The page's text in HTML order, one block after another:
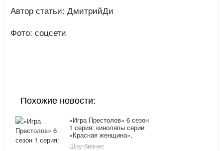
Автор статьи: ДмитрийДи
Фото: соцсети
Похожие новости:
«Игра Престолов» 6 сезон
1 серия: киноляпы серии
«Красная женщина»,
тизер 2 серии
Шоу-бизнес